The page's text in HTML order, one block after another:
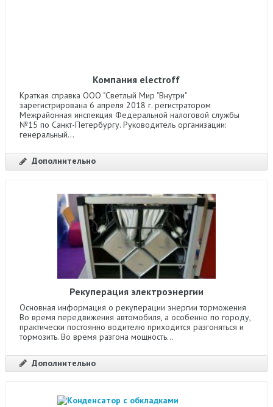
Компания electroff
Краткая справка ООО "Светлый Мир "Внутри"
зарегистрирована 6 апреля 2018 г. регистратором
Межрайонная инспекция Федеральной налоговой службы
№15 по Санкт-Петербургу. Руководитель организации:
генеральный...
Дополнительно
Рекуперация электроэнергии
Основная информация о рекуперации энергии торможения
Во время передвижения автомобиля, а особенно по городу,
практически постоянно водителю приходится разгоняться и
тормозить. Во время разгона мощность...
Дополнительно